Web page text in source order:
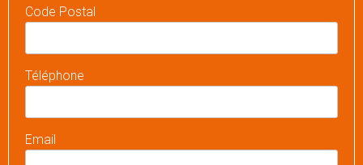
Code Postal
Téléphone
Email